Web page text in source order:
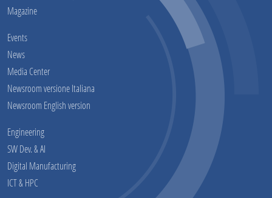
Magazine
Events
News
Media Center
Newsroom versione Italiana
Newsroom English version
Engineering
SW Dev. & AI
Digital Manufacturing
ICT & HPC